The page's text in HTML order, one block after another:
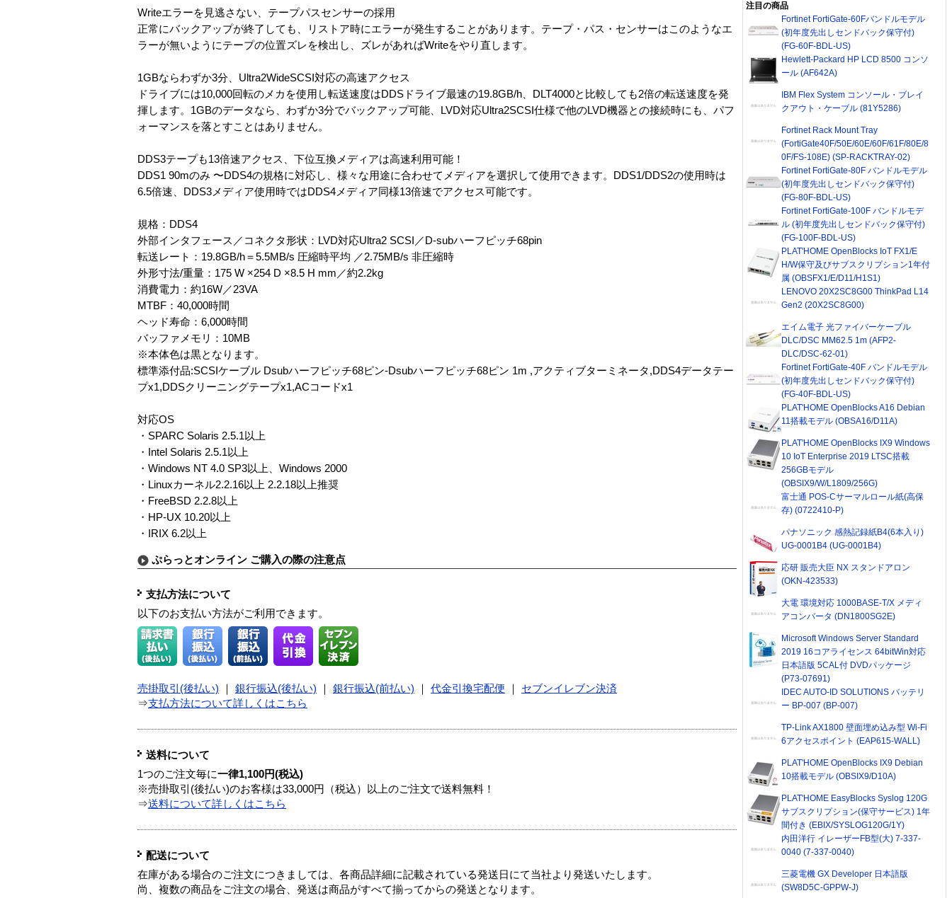
Writeエラーを見逃さない、テープパスセンサーの採用
正常にバックアップが終了しても、リストア時にエラーが発生することがあります。テープ・パス・センサーはこのようなエ
ラーが無いようにテープの位置ズレを検出し、ズレがあればWriteをやり直します。
1GBならわずか3分、Ultra2WideSCSI対応の高速アクセス
ドライブには10,000回転のメカを使用し転送速度はDDSドライブ最速の19.8GB/h、DLT4000と比較しても2倍の転送速度を発
揮します。1GBのデータなら、わずか3分でバックアップ可能、LVD対応Ultra2SCSI仕様で他のLVD機器との接続時にも、パフ
ォーマンスを落とすことはありません。
DDS3テープも13倍速アクセス、下位互換メディアは高速利用可能！
DDS1 90mのみ 〜DDS4の規格に対応し、様々な用途に合わせてメディアを選択して使用できます。DDS1/DDS2の使用時は
6.5倍速、DDS3メディア使用時ではDDS4メディア同様13倍速でアクセス可能です。
規格：DDS4
外部インタフェース／コネクタ形状：LVD対応Ultra2 SCSI／D-subハーフピッチ68pin
転送レート：19.8GB/h＝5.5MB/s 圧縮時平均 ／2.75MB/s 非圧縮時
外形寸法/重量：175 W ×254 D ×8.5 H mm／約2.2kg
消費電力：約16W／23VA
MTBF：40,000時間
ヘッド寿命：6,000時間
バッファメモリ：10MB
※本体色は黒となります。
標準添付品:SCSIケーブル Dsubハーフピッチ68ピン-Dsubハーフピッチ68ピン 1m ,アクティブターミネータ,DDS4データテー
プx1,DDSクリーニングテープx1,ACコードx1
対応OS
・SPARC Solaris 2.5.1以上
・Intel Solaris 2.5.1以上
・Windows NT 4.0 SP3以上、Windows 2000
・Linuxカーネル2.2.16以上 2.2.18以上推奨
・FreeBSD 2.2.8以上
・HP-UX 10.20以上
・IRIX 6.2以上
ぷらっとオンライン ご購入の際の注意点
支払方法について
以下のお支払い方法がご利用できます。
売掛取引(後払い) 銀行振込(後払い) 銀行振込(前払い) 代金引換宅配便
セブンイレブン決済
⇒支払方法について詳しくはこちら
送料について
1つのご注文毎に一律1,100円(税込)
※売掛取引(後払い)のお客様は33,000円（税込）以上のご注文で送料無料！
⇒送料について詳しくはこちら
配送について
在庫がある場合のご注文につきましては、各商品詳細に記載されている発送日にて当社より発送いたします。
尚、複数の商品をご注文の場合、発送は商品がすべて揃ってからの発送となります。
注目の商品
Fortinet FortiGate-60Fバンドルモデル
(初年度先出しセンドバック保守付)
(FG-60F-BDL-US)
Hewlett-Packard HP LCD 8500 コンソ
ール (AF642A)
IBM Flex System コンソール・ブレイ
クアウト・ケーブル (81Y5286)
Fortinet Rack Mount Tray
(FortiGate40F/50E/60E/60F/61F/80E/8
0F/FS-108E) (SP-RACKTRAY-02)
Fortinet FortiGate-80F バンドルモデル
(初年度先出しセンドバック保守付)
(FG-80F-BDL-US)
Fortinet FortiGate-100F バンドルモデ
ル (初年度先出しセンドバック保守付)
(FG-100F-BDL-US)
PLAT'HOME OpenBlocks IoT FX1/E
H/W保守及びサブスクリプション1年付
属 (OBSFX1/E/D11/H1S1)
LENOVO 20X2SC8G00 ThinkPad L14
Gen2 (20X2SC8G00)
エイム電子 光ファイバーケーブル
DLC/DSC MM62.5 1m (AFP2-
DLC/DSC-62-01)
Fortinet FortiGate-40F バンドルモデル
(初年度先出しセンドバック保守付)
(FG-40F-BDL-US)
PLAT'HOME OpenBlocks A16 Debian
11搭載モデル (OBSA16/D11A)
PLAT'HOME OpenBlocks IX9 Windows
10 IoT Enterprise 2019 LTSC搭載
256GBモデル
(OBSIX9/W/L1809/256G)
富士通 POS-Cサーマルロール紙(高保
存) (0722410-P)
パナソニック 感熱記録紙B4(6本入り)
UG-0001B4 (UG-0001B4)
応研 販売大臣 NX スタンドアロン
(OKN-423533)
大電 環境対応 1000BASE-T/X メディ
アコンバータ (DN1800SG2E)
Microsoft Windows Server Standard
2019 16コアライセンス 64bitWin対応
日本語版 5CAL付 DVDパッケージ
(P73-07691)
IDEC AUTO-ID SOLUTIONS バッテリ
ー BP-007 (BP-007)
TP-Link AX1800 壁面埋め込み型 Wi-Fi
6アクセスポイント (EAP615-WALL)
PLAT'HOME OpenBlocks IX9 Debian
10搭載モデル (OBSIX9/D10A)
PLAT'HOME EasyBlocks Syslog 120G
サブスクリプション(保守サービス) 1年
間付き (EBIX/SYSLOG120G/1Y)
内田洋行 イレーザーFB型(大) 7-337-
0040 (7-337-0040)
三菱電機 GX Developer 日本語版
(SW8D5C-GPPW-J)